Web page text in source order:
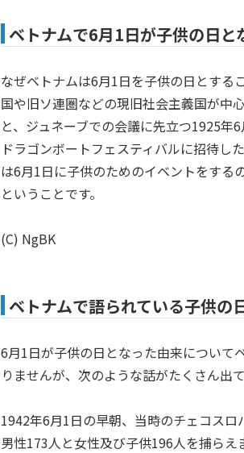
ベトナムで6月1日が子供の日と
なぜベトナムは6月1日を子供の日とする
国や旧ソ連圏などの現旧社会主義国が中
と、ジュネーブでの会議に先立つ1925
ドラゴンボートフェスティバルに招待し
は6月1日に子供のためのイベントをする
ということです。
(C) NgBK
ベトナムで語られている子供の
6月1日が子供の日となった由来について
りませんが、次のような話がたくさん出
1942年6月1日の早朝、当時のチェコスロ
男性173人と女性及び子供196人を捕ら